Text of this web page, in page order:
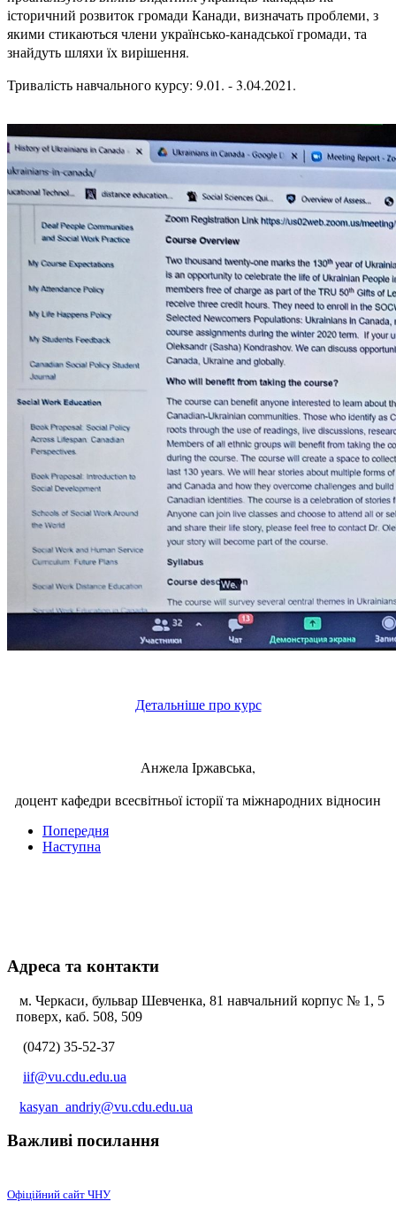
історичний розвиток громади Канади, визначать проблеми, з
якими стикаються члени українсько-канадської громади, та
знайдуть шляхи їх вирішення.
Тривалість навчального курсу: 9.01. - 3.04.2021.
Детальніше про курс
Анжела Іржавська,
доцент кафедри всесвітньої історії та міжнародних відносин
Попередня
Наступна
Адреса та контакти
м. Черкаси, бульвар Шевченка, 81 навчальний корпус № 1, 5
поверх, каб. 508, 509
(0472) 35-52-37
iif@vu.cdu.edu.ua
kasyan_andriy@vu.cdu.edu.ua
Важливі посилання
Офіційний сайт ЧНУ